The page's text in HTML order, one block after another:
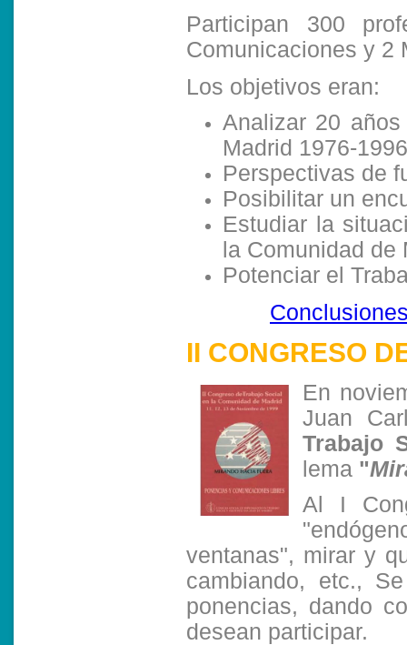
Participan 300
Comunicaciones y 2
Los objetivos eran:
Analizar 20
Madrid 1976-
Perspectivas de
Posibilitar un
Estudiar la
la Comunidad de
Potenciar el
II CONGRESO
En
Juan
Trabajo
lema "
Al I
ventanas", mirar y
cambiando, etc.,
ponencias, dando
desean participar.